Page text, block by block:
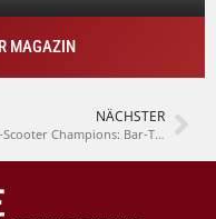
MAGAZIN
NÄCHSTER
Stunt-Scooter Champions: Bar-Trends von anaquda, Blunt, Ethic!